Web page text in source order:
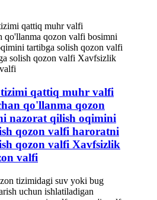
tizimi qattiq muhr valfi
qo'llanma qozon
nazorat qilish oqimini
qozon valfi haroratni
qozon valfi Xavfsizlik
valfi
tizimidagi suv yoki bug
uchun ishlatiladigan